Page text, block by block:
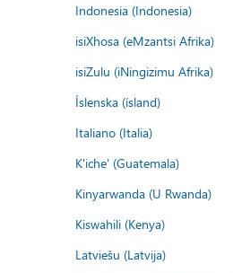
Indonesia (Indonesia)
isiXhosa (eMzantsi Afrika)
isiZulu (iNingizimu Afrika)
Íslenska (ísland)
Italiano (Italia)
K'iche' (Guatemala)
Kinyarwanda (U Rwanda)
Kiswahili (Kenya)
Latviešu (Latvija)